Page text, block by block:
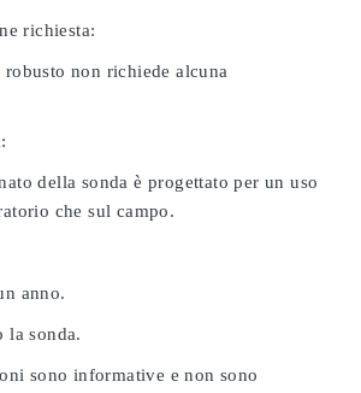
richiesta:
non richiede alcuna
della sonda è progettato per un uso
che sul campo.
anno.
la sonda.
sono informative e non sono